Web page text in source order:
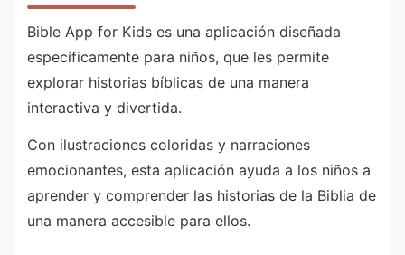
Bible App for Kids es una aplicación diseñada
específicamente para niños, que les permite
explorar historias bíblicas de una manera
interactiva y divertida.
Con ilustraciones coloridas y narraciones
emocionantes, esta aplicación ayuda a los niños a
aprender y comprender las historias de la Biblia de
una manera accesible para ellos.